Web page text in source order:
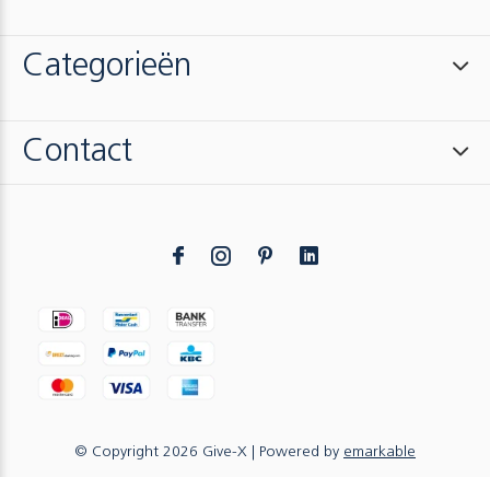
Categorieën
Contact
© Copyright 2026 Give-X | Powered by emarkable